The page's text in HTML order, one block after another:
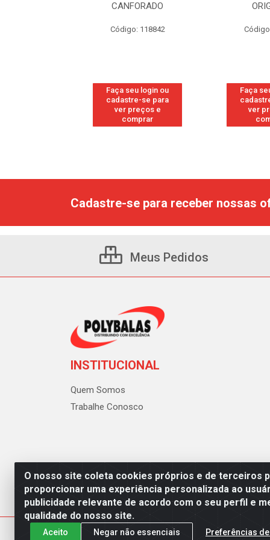
ORIGINAL
Código: 118877
Faça seu login ou
cadastre-se para
ver preços e
comprar
Faça
ver
O nosso site coleta cookies próprios e de terceiros
proporcionar uma experiência personalizada ao
publicidade relevante de acordo com o seu perfil e
qualidade do nosso site.
Aceito Negar não essenciais Preferências
Cadastre-se para receber nossas
Meus Pedidos
INSTITUCIONAL
Quem Somos
Trabalhe Conosco
Polybalas - Rua João Miguel